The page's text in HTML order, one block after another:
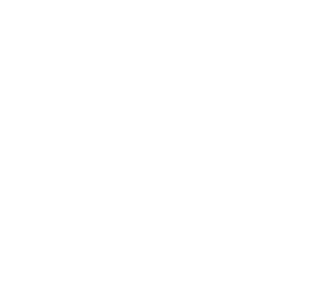
ezzel a nyomasztó érzéssel
küzdhetnek ezzel a